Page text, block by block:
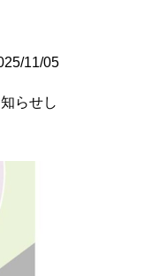
11/05
らせし